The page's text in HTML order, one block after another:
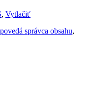
, Vytlačiť
správca obsahu,